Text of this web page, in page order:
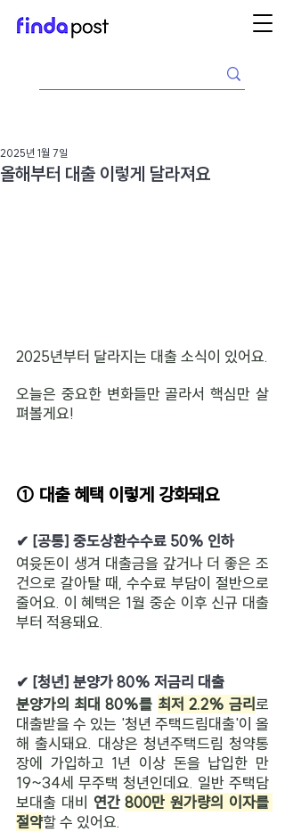
올해부터 대출 이렇게 달라져요
2025년 1월 7일
2025년부터 달라지는 대출 소식이 있어요.
오늘은 중요한 변화들만 골라서 핵심만 살
펴볼게요!
① 대출 혜택 이렇게 강화돼요
✔ [공통] 중도상환수수료 50% 인하
여윳돈이 생겨 대출금을 갚거나 더 좋은 조
건으로 갈아탈 때, 수수료 부담이 절반으로
줄어요. 이 혜택은 1월 중순 이후 신규 대출
부터 적용돼요.
✔ [청년] 분양가 80% 저금리 대출
분양가의 최대 80%를 최저 2.2% 금리로
대출받을 수 있는 '청년 주택드림대출'이 올
해 출시돼요. 대상은 청년주택드림 청약통
장에 가입하고 1년 이상 돈을 납입한 만
19~34세 무주택 청년인데요. 일반 주택담
보대출 대비 연간 800만 원가량의 이자를
절약할 수 있어요.